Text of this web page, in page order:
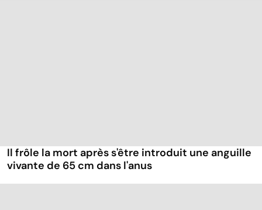
Il frôle la mort après s'être introduit une anguille
vivante de 65 cm dans l'anus